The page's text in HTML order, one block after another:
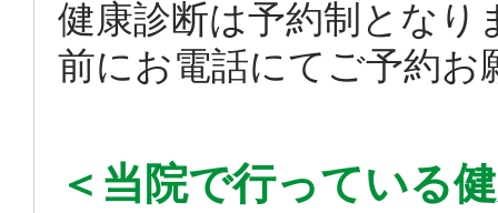
健康診断は予約制となり
前にお電話にてご予約お
＜当院で行っている